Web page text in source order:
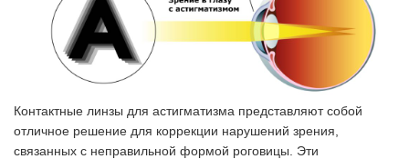
Контактные линзы для астигматизма представляют собой
отличное решение для коррекции нарушений зрения,
связанных с неправильной формой роговицы. Эти